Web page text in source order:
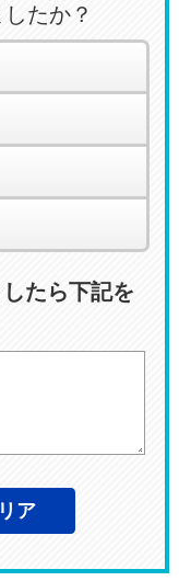
たか？
たら下記を